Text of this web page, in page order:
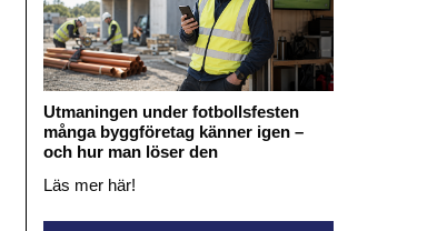
Utmaningen under fotbollsfesten
många byggföretag känner igen –
och hur man löser den
Läs mer här!